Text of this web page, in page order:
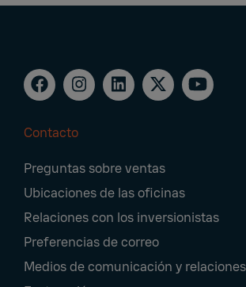
Navigation
Contacto
Preguntas sobre ventas
Ubicaciones de las oficinas
Relaciones con los inversionistas
Preferencias de correo
Medios de comunicación y